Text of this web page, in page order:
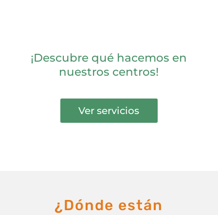
¡Descubre qué hacemos en
nuestros centros!
Ver servicios
¿Dónde están